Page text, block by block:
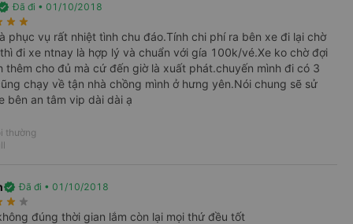
Đã đi • 01/10/2018
star_rate star_rate
phục vụ rất nhiệt tình chu đáo.Tính chi phí ra bên xe đi lại chờ
đi xe ntnay là hợp lý và chuẩn với gía 100k/vé.Xe ko chờ đợi
thêm cho đủ mà cứ đến giờ là xuất phát.chuyến mình đi có 3
chạy về tận nhà chồng mình ở hưng yên.Nói chung sẽ sử
bên an tâm vip dài dài ạ
thường
verified Đã đi • 01/10/2018
star_rate star_rate
đúng thời gian lắm còn lại mọi thứ đều tốt